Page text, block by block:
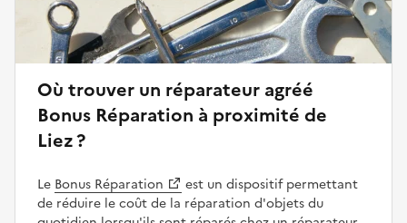
Où trouver un réparateur agréé
Bonus Réparation à proximité de
Liez ?
Le Bonus Réparation
est un dispositif permettant
de réduire le coût de la réparation d'objets du